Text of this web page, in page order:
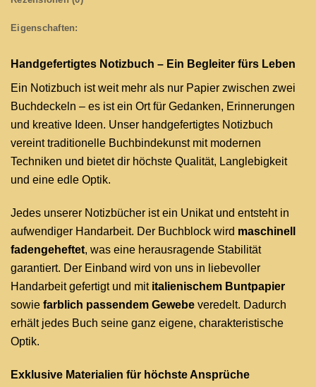
Eigenschaften:
Handgefertigtes Notizbuch – Ein Begleiter fürs Leben
Ein Notizbuch ist weit mehr als nur Papier zwischen zwei
Buchdeckeln – es ist ein Ort für Gedanken, Erinnerungen
und kreative Ideen. Unser handgefertigtes Notizbuch
vereint traditionelle Buchbindekunst mit modernen
Techniken und bietet dir höchste Qualität, Langlebigkeit
und eine edle Optik.
Jedes unserer Notizbücher ist ein Unikat und entsteht in
aufwendiger Handarbeit. Der Buchblock wird maschinell
fadengeheftet, was eine herausragende Stabilität
garantiert. Der Einband wird von uns in liebevoller
Handarbeit gefertigt und mit italienischem Buntpapier
sowie farblich passendem Gewebe veredelt. Dadurch
erhält jedes Buch seine ganz eigene, charakteristische
Optik.
Exklusive Materialien für höchste Ansprüche